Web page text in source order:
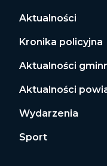
Aktualności
Kronika policyjna
Aktualności
Aktualności
Wydarzenia
Sport